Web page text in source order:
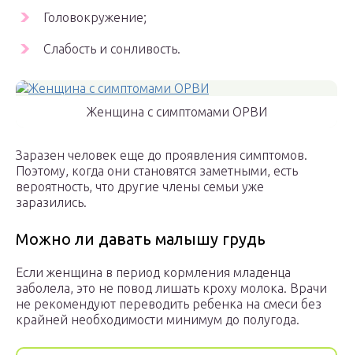
Головокружение;
Слабость и сонливость.
Женщина с симптомами ОРВИ
Заразен человек еще до проявления симптомов.
Поэтому, когда они становятся заметными, есть
вероятность, что другие члены семьи уже
заразились.
Можно ли давать малышу грудь
Если женщина в период кормления младенца
заболела, это не повод лишать кроху молока. Врачи
не рекомендуют переводить ребенка на смеси без
крайней необходимости минимум до полугода.